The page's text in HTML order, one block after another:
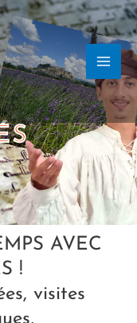
AVEC
!
visites